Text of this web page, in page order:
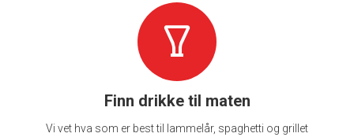
Finn drikke til maten
Vi vet hva som er best til lammelår, spaghetti og grillet